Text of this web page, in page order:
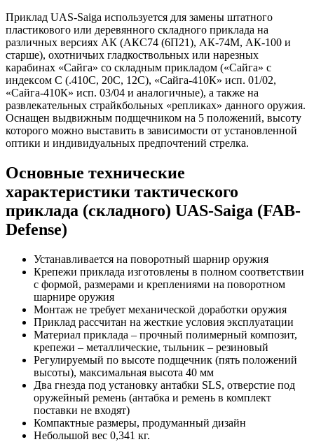
Приклад UAS-Saiga используется для замены штатного
пластикового или деревянного складного приклада на
различных версиях АК (АКС74 (6П21), АК-74М, АК-100 и
старше), охотничьих гладкоствольных или нарезных
карабинах «Сайга» со складным прикладом («Сайга» с
индексом С (.410С, 20С, 12С), «Сайга-410К» исп. 01/02,
«Сайга-410К» исп. 03/04 и аналогичные), а также на
развлекательных страйкбольных «репликах» данного оружия.
Оснащен выдвижным подщечником на 5 положений, высоту
которого можно выставить в зависимости от установленной
оптики и индивидуальных предпочтений стрелка.
Основные технические
характеристики тактического
приклада (складного) UAS-Saiga (FAB-
Defense)
Устанавливается на поворотный шарнир оружия
Крепежи приклада изготовлены в полном соответствии
с формой, размерами и креплениями на поворотном
шарнире оружия
Монтаж не требует механической доработки оружия
Приклад рассчитан на жесткие условия эксплуатации
Материал приклада – прочный полимерный композит,
крепежи – металлические, тыльник – резиновый
Регулируемый по высоте подщечник (пять положений
высоты), максимальная высота 40 мм
Два гнезда под установку антабки SLS, отверстие под
оружейный ремень (антабка и ремень в комплект
поставки не входят)
Компактные размеры, продуманный дизайн
Небольшой вес 0,341 кг.